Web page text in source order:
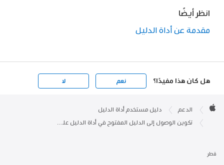
أيضًا
عن أداة الدليل
كان هذا مفيدًا؟
الدعم دليل مستخدم أداة الدليل
تكوين الوصول إلى الدليل المفتوح في أداة الدليل على الـ Mac